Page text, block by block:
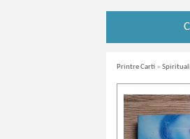
Printre Carti »